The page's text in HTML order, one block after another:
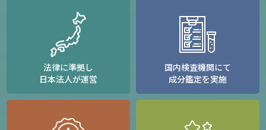
法律に準拠し
日本法人が運営
国内検査機関にて
成分鑑定を実施